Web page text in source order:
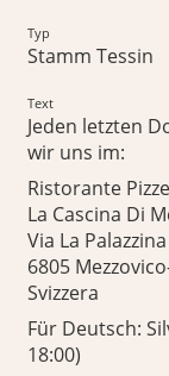
Typ
Stamm Tessin
Text
Jeden letzten
wir uns im:
Ristorante
La Cascina Di
Via La
6805
Svizzera
Für Deutsch:
18:00)